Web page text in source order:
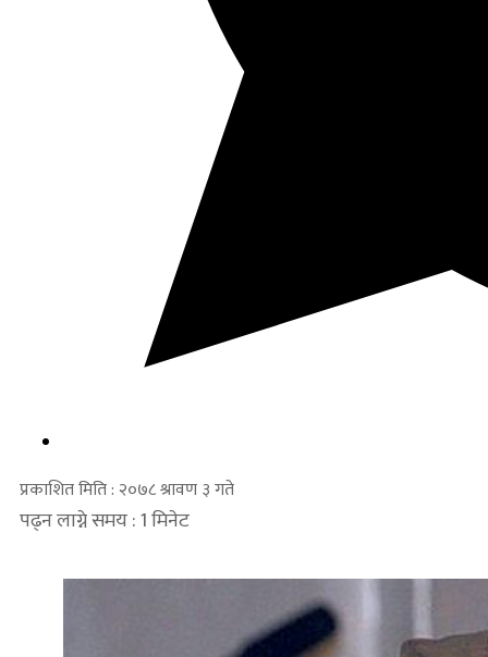
प्रकाशित मिति : २०७८ श्रावण ३ गते
पढ्न लाग्ने समय : 1 मिनेट